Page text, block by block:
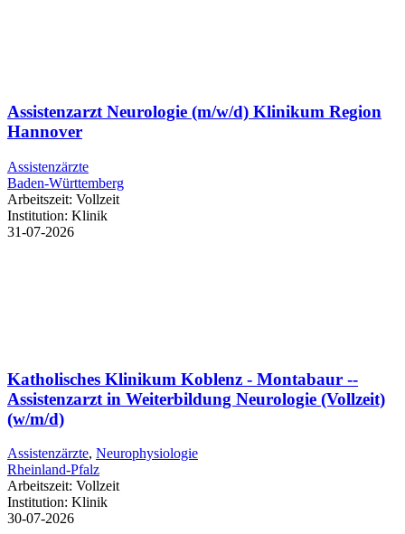
Assistenzarzt Neurologie (m/w/d) Klinikum Region
Hannover
Assistenzärzte
Baden-Württemberg
Arbeitszeit: Vollzeit
Institution: Klinik
31-07-2026
Katholisches Klinikum Koblenz - Montabaur --
Assistenzarzt in Weiterbildung Neurologie (Vollzeit)
(w/m/d)
Assistenzärzte, Neurophysiologie
Rheinland-Pfalz
Arbeitszeit: Vollzeit
Institution: Klinik
30-07-2026